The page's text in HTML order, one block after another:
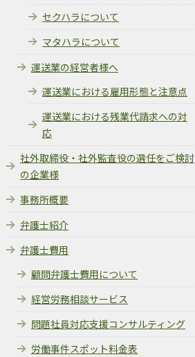
セクハラについて
マタハラについて
運送業の経営者様へ
運送業における雇用形態と注意点
運送業における残業代請求への対
応
社外取締役・社外監査役の選任をご検討
の企業様
事務所概要
弁護士紹介
弁護士費用
顧問弁護士費用について
経営労務相談サービス
問題社員対応支援コンサルティング
労働事件スポット料金表